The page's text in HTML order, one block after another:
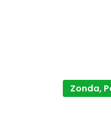
Zonda,